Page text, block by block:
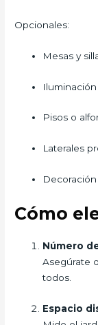
Opcionales:
Mesas y
Pisos o
Laterales
Cómo
Número
Asegúrate
todos.
Espacio